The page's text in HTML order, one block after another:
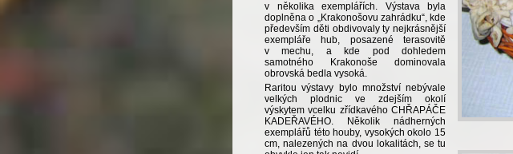
v několika exemplářích. Výstava byla
doplněna o „Krakonošovu zahrádku“, kde
především děti obdivovaly ty nejkrásnější
exempláře hub, posazené terasovitě
v mechu, a kde pod dohledem
samotného Krakonoše dominovala
obrovská bedla vysoká.
Raritou výstavy bylo množství nebývale
velkých plodnic ve zdejším okolí
výskytem vcelku zřídkavého CHŘAPÁČE
KADEŘAVÉHO. Několik nádherných
exemplářů této houby, vysokých okolo 15
cm, nalezených na dvou lokalitách, se tu